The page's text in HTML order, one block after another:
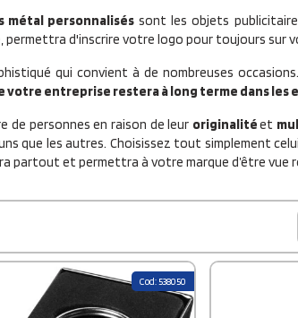
métal personnalisés sont les objets
permettra d'inscrire votre logo pour toujours sur
qui convient à de nombreuses
votre entreprise restera à long terme dans les
de personnes en raison de leur originalitéet
que les autres. Choisissez tout simplement
partout et permettra à votre marque d’être vue
Cod: 538050